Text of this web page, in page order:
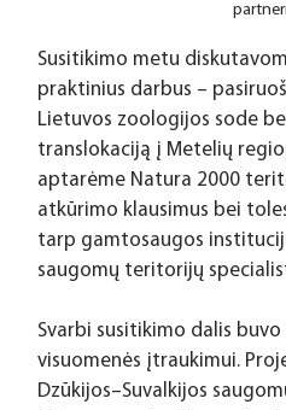
Susitikimo metu
praktinius darbus –
Lietuvos zoologijos sode
translokaciją į Metelių
aptarėme Natura 2000
atkūrimo klausimus bei
tarp gamtosaugos
saugomų teritorijų
Svarbi susitikimo dalis
visuomenės įtraukimui.
Dzūkijos–Suvalkijos